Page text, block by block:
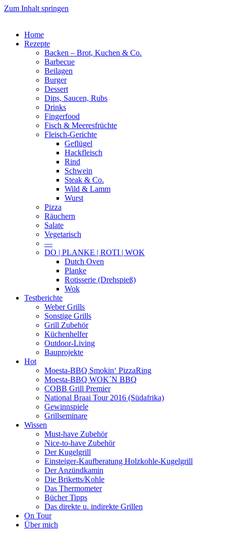
Zum Inhalt springen
Home
Rezepte
Backen – Brot, Kuchen & Co.
Barbecue
Beilagen
Burger
Dessert
Dips, Saucen, Rubs
Drinks
Fingerfood
Fisch & Meeresfrüchte
Fleisch-Gerichte
Geflügel
Hackfleisch
Rind
Schwein
Steak & Co.
Wild & Lamm
Wurst
Pizza
Räuchern
Salate
Vegetarisch
—
DO | PLANKE | ROTI | WOK
Dutch Oven
Planke
Rotisserie (Drehspieß)
Wok
Testberichte
Weber Grills
Sonstige Grills
Grill Zubehör
Küchenhelfer
Outdoor-Living
Bauprojekte
Hot
Moesta-BBQ Smokin‘ PizzaRing
Moesta-BBQ WOK´N BBQ
COBB Grill Premier
National Braai Tour 2016 (Südafrika)
Gewinnspiele
Grillseminare
Wissen
Must-have Zubehör
Nice-to-have Zubehör
Der Kugelgrill
Einsteiger-Kaufberatung Holzkohle-Kugelgrill
Der Anzündkamin
Die Briketts/Kohle
Das Thermometer
Bücher Tipps
Das direkte u. indirekte Grillen
On Tour
Über mich